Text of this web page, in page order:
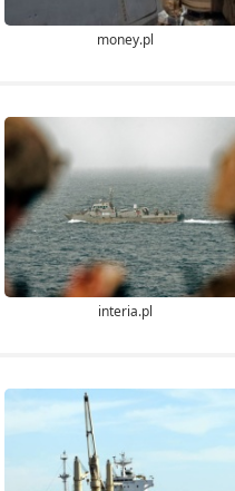
money.pl
interia.pl